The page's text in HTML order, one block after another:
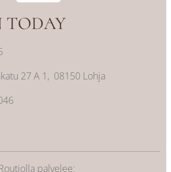
TODAY
27 A 1, 08150 Lohja
palvelee: